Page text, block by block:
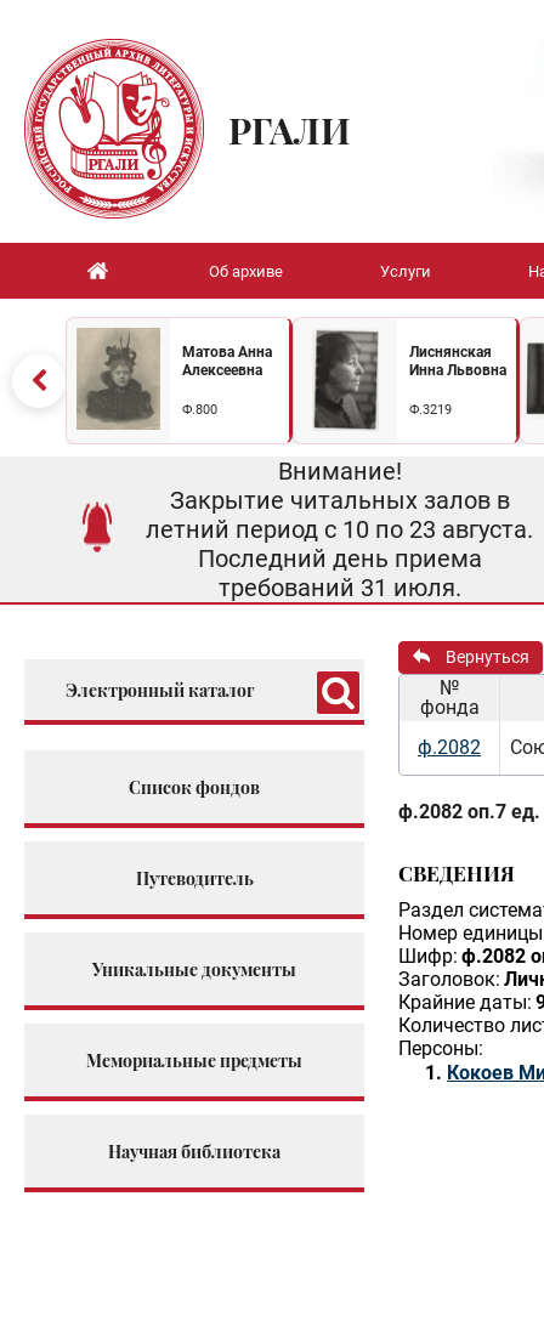
РГАЛИ
Об архиве Услуги
Матова Анна
Алексеевна
Ф.800
Лиснянская
Инна Львовна
Ф.3219
Внимание!
Закрытие читальных залов в
летний период с 10 по 23 августа.
Последний день приема
требований 31 июля.
Электронный каталог
Список фондов
Путеводитель
Уникальные документы
Мемориальные предметы
Научная библиотека
Вернуться
№
фонда
ф.2082
ф.2082 оп.7 ед.
СВЕДЕНИЯ
Раздел
Номер единицы
Шифр: ф.2082
Заголовок:
Крайние даты:
Количество
Персоны:
Кокоев